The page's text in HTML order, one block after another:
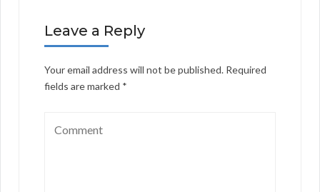
Leave a Reply
Your email address will not be published. Required
fields are marked *